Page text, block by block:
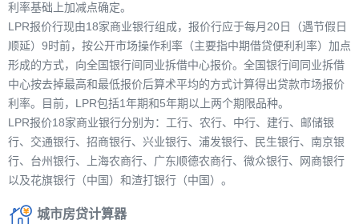
利率基础上加减点确定。
LPR报价行现由18家商业银行组成，报价行应于每月20日（遇节假日
顺延）9时前，按公开市场操作利率（主要指中期借贷便利利率）加点
形成的方式，向全国银行间同业拆借中心报价。全国银行间同业拆借
中心按去掉最高和最低报价后算术平均的方式计算得出贷款市场报价
利率。目前，LPR包括1年期和5年期以上两个期限品种。
LPR报价18家商业银行分别为：工行、农行、中行、建行、邮储银
行、交通银行、招商银行、兴业银行、浦发银行、民生银行、南京银
行、台州银行、上海农商行、广东顺德农商行、微众银行、网商银行
以及花旗银行（中国）和渣打银行（中国）。
城市房贷计算器